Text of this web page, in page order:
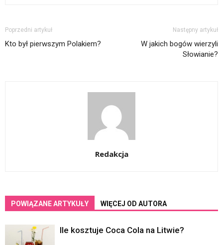
Poprzedni artykuł
Kto był pierwszym Polakiem?
Następny artykuł
W jakich bogów wierzyli
Słowianie?
Redakcja
POWIĄZANE ARTYKUŁY WIĘCEJ OD AUTORA
Ile kosztuje Coca Cola na Litwie?